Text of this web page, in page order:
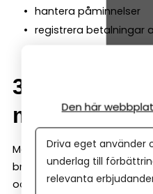
hantera påminnelser
registrera betalningar
3. Automatisk
Momsredovisning är en
bra bokföringsprogram
och kan skapa en
Den här
Driva eget använder
underlag till
relevanta